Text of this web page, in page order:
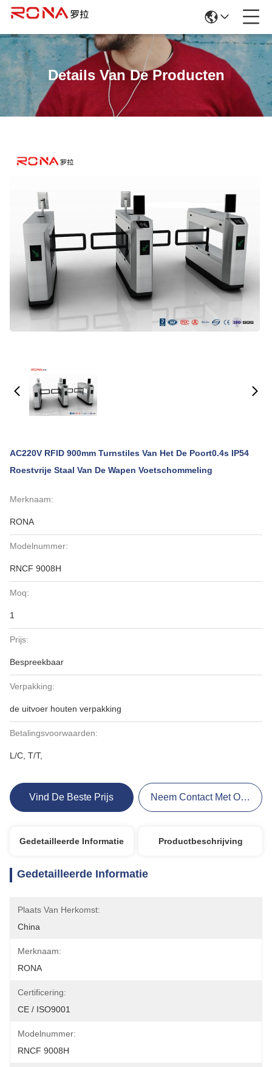
Details Van De Producten
AC220V RFID 900mm Turnstiles Van Het De Poort0.4s IP54
Roestvrije Staal Van De Wapen Voetschommeling
Merknaam:
RONA
Modelnummer:
RNCF 9008H
Moq:
1
Prijs:
Bespreekbaar
Verpakking:
de uitvoer houten verpakking
Betalingsvoorwaarden:
L/C, T/T,
Vind De Beste Prijs Neem Contact Met Ons Op
Gedetailleerde Informatie Productbeschrijving
Gedetailleerde Informatie
Plaats Van Herkomst:
China
Merknaam:
RONA
Certificering:
CE / ISO9001
Modelnummer:
RNCF 9008H